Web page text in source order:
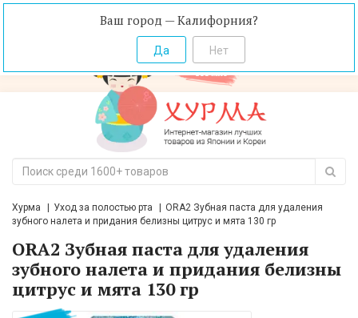
Ваш город — Калифорния?
Хурма Уход за полостью рта
ORA2 Зубная паста для удаления
зубного налета и придания белизны цитрус и мята 130 гр
ORA2 Зубная паста для удаления
зубного налета и придания белизны
цитрус и мята 130 гр